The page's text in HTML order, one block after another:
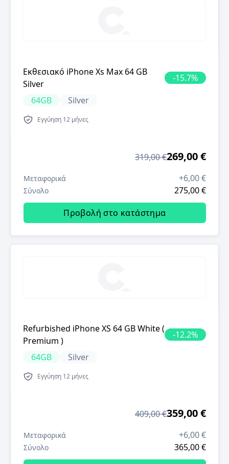
Εκθεσιακό iPhone Xs Max 64 GB
Silver
-15.7%
64GB
Silver
Εγγύηση 12 μήνες
319,00 €269,00 €
Μεταφορικά +6,00 €
Σύνολο
275,00 €
Προβολή στο κατάστημα
Refurbished iPhone XS 64 GB White (
Premium )
-12.2%
64GB
Silver
Εγγύηση 12 μήνες
409,00 €359,00 €
Μεταφορικά +6,00 €
Σύνολο 365,00 €